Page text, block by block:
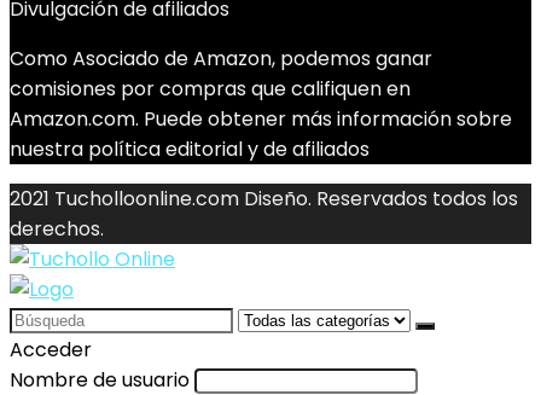
Divulgación de afiliados
Como Asociado de Amazon, podemos ganar
comisiones por compras que califiquen en
Amazon.com. Puede obtener más información sobre
nuestra política editorial y de afiliados
2021 Tucholloonline.com Diseño. Reservados todos los
derechos.
Search
for:
Acceder
Nombre de usuario